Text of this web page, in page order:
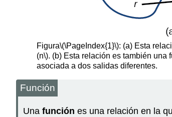
Figura\(\PageIndex{1}\): (a) Esta
(n\). (b) Esta relación es también una
asociada a dos salidas diferentes.
Función
Una función es una relación en la